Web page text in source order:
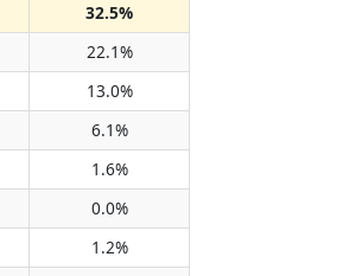
32.5%
22.1%
13.0%
6.1%
1.6%
0.0%
1.2%